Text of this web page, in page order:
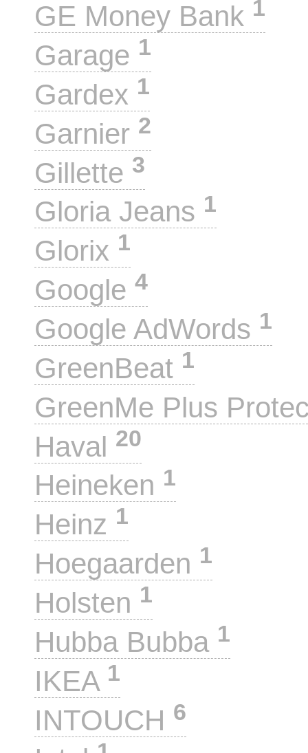
GE Money Bank 1
Garage 1
Gardex 1
Garnier 2
Gillette 3
Gloria Jeans 1
Glorix 1
Google 4
Google AdWords 1
GreenBeat 1
GreenMe Plus
Haval 20
Heineken 1
Heinz 1
Hoegaarden 1
Holsten 1
Hubba Bubba 1
IKEA 1
INTOUCH 6